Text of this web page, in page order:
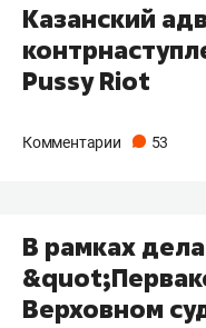
Казанский
Pussy Riot
Комментарии 53
В рамках дела
Верховном